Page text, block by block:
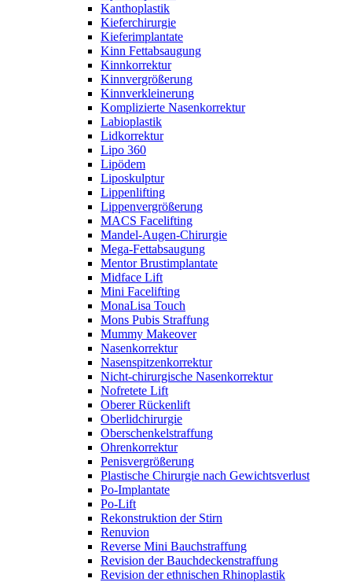
Kanthoplastik
Kieferchirurgie
Kieferimplantate
Kinn Fettabsaugung
Kinnkorrektur
Kinnvergrößerung
Kinnverkleinerung
Komplizierte Nasenkorrektur
Labioplastik
Lidkorrektur
Lipo 360
Lipödem
Liposkulptur
Lippenlifting
Lippenvergrößerung
MACS Facelifting
Mandel-Augen-Chirurgie
Mega-Fettabsaugung
Mentor Brustimplantate
Midface Lift
Mini Facelifting
MonaLisa Touch
Mons Pubis Straffung
Mummy Makeover
Nasenkorrektur
Nasenspitzenkorrektur
Nicht-chirurgische Nasenkorrektur
Nofretete Lift
Oberer Rückenlift
Oberlidchirurgie
Oberschenkelstraffung
Ohrenkorrektur
Penisvergrößerung
Plastische Chirurgie nach Gewichtsverlust
Po-Implantate
Po-Lift
Rekonstruktion der Stirn
Renuvion
Reverse Mini Bauchstraffung
Revision der Bauchdeckenstraffung
Revision der ethnischen Rhinoplastik